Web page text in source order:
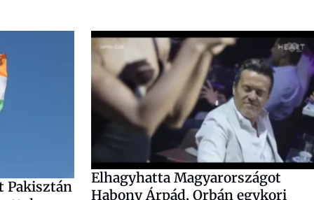
Pakisztán
Elhagyhatta Magyarországot
Habony Árpád, Orbán egykori